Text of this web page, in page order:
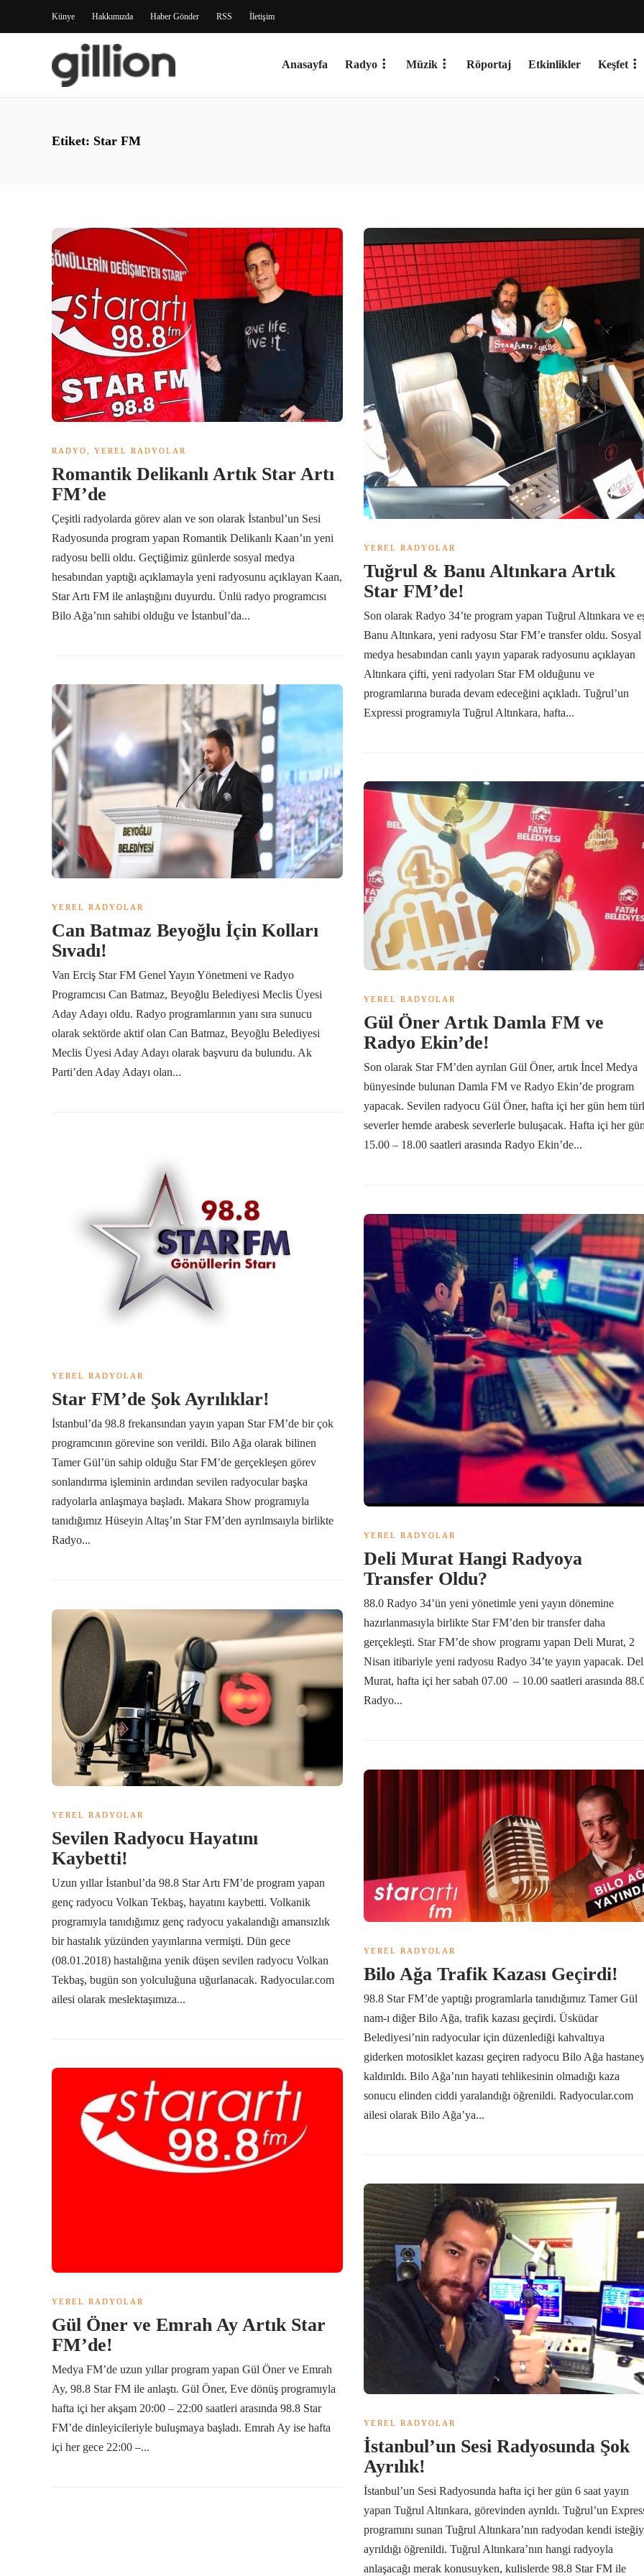
Künye Hakkımızda Haber Gönder RSS İletişim
Anasayfa Radyo Müzik Röportaj Etkinlikler Keşfet
Etiket: Star FM
RADYO YEREL RADYOLAR
Romantik Delikanlı Artık Star Artı
FM’de
Çeşitli radyolarda görev alan ve son olarak İstanbul’un Sesi
Radyosunda program yapan Romantik Delikanlı Kaan’ın yeni
radyosu belli oldu. Geçtiğimiz günlerde sosyal medya
hesabından yaptığı açıklamayla yeni radyosunu açıklayan Kaan,
Star Artı FM ile anlaştığını duyurdu. Ünlü radyo programcısı
Bilo Ağa’nın sahibi olduğu ve İstanbul’da...
YEREL RADYOLAR
Tuğrul & Banu Altınkara Artık
Star FM’de!
Son olarak Radyo 34’te program yapan Tuğrul Altınkara ve
Banu Altınkara, yeni radyosu Star FM’e transfer oldu. Sosyal
medya hesabından canlı yayın yaparak radyosunu açıklayan
Altınkara çifti, yeni radyoları Star FM olduğunu ve
programlarına burada devam edeceğini açıkladı. Tuğrul’un
Expressi programıyla Tuğrul Altınkara, hafta...
YEREL RADYOLAR
Can Batmaz Beyoğlu İçin Kolları
Sıvadı!
Van Erciş Star FM Genel Yayın Yönetmeni ve Radyo
Programcısı Can Batmaz, Beyoğlu Belediyesi Meclis Üyesi
Aday Adayı oldu. Radyo programlarının yanı sıra sunucu
olarak sektörde aktif olan Can Batmaz, Beyoğlu Belediyesi
Meclis Üyesi Aday Adayı olarak başvuru da bulundu. Ak
Parti’den Aday Adayı olan...
YEREL RADYOLAR
Gül Öner Artık Damla FM ve
Radyo Ekin’de!
Son olarak Star FM’den ayrılan Gül Öner, artık İncel Medya
bünyesinde bulunan Damla FM ve Radyo Ekin’de program
yapacak. Sevilen radyocu Gül Öner, hafta içi her gün hem
severler hemde arabesk severlerle buluşacak. Hafta içi her
15.00 – 18.00 saatleri arasında Radyo Ekin’de...
YEREL RADYOLAR
Star FM’de Şok Ayrılıklar!
İstanbul’da 98.8 frekansından yayın yapan Star FM’de bir çok
programcının görevine son verildi. Bilo Ağa olarak bilinen
Tamer Gül’ün sahip olduğu Star FM’de gerçekleşen görev
sonlandırma işleminin ardından sevilen radyocular başka
radyolarla anlaşmaya başladı. Makara Show programıyla
tanıdığımız Hüseyin Altaş’ın Star FM’den ayrılmsaıyla birlikte
Radyo...
YEREL RADYOLAR
Deli Murat Hangi Radyoya
Transfer Oldu?
88.0 Radyo 34’ün yeni yönetimle yeni yayın dönemine
hazırlanmasıyla birlikte Star FM’den bir transfer daha
gerçekleşti. Star FM’de show programı yapan Deli Murat, 2
Nisan itibariyle yeni radyosu Radyo 34’te yayın yapacak.
Murat, hafta içi her sabah 07.00 – 10.00 saatleri arasında
Radyo...
YEREL RADYOLAR
Sevilen Radyocu Hayatını
Kaybetti!
Uzun yıllar İstanbul’da 98.8 Star Artı FM’de program yapan
genç radyocu Volkan Tekbaş, hayatını kaybetti. Volkanik
programıyla tanıdığımız genç radyocu yakalandığı amansızlık
bir hastalık yüzünden yayınlarına vermişti. Dün gece
(08.01.2018) hastalığına yenik düşen sevilen radyocu Volkan
Tekbaş, bugün son yolculuğuna uğurlanacak. Radyocular.com
ailesi olarak meslektaşımıza...
YEREL RADYOLAR
Bilo Ağa Trafik Kazası Geçirdi!
98.8 Star FM’de yaptığı programlarla tanıdığımız Tamer Gül
nam-ı diğer Bilo Ağa, trafik kazası geçirdi. Üsküdar
Belediyesi’nin radyocular için düzenlediği kahvaltıya
giderken motosiklet kazası geçiren radyocu Bilo Ağa
kaldırıldı. Bilo Ağa’nın hayati tehlikesinin olmadığı kaza
sonucu elinden ciddi yaralandığı öğrenildi. Radyocular.com
ailesi olarak Bilo Ağa’ya...
YEREL RADYOLAR
Gül Öner ve Emrah Ay Artık Star
FM’de!
Medya FM’de uzun yıllar program yapan Gül Öner ve Emrah
Ay, 98.8 Star FM ile anlaştı. Gül Öner, Eve dönüş programıyla
hafta içi her akşam 20:00 – 22:00 saatleri arasında 98.8 Star
FM’de dinleyicileriyle buluşmaya başladı. Emrah Ay ise hafta
içi her gece 22:00 –...
YEREL RADYOLAR
İstanbul’un Sesi Radyosunda Şok
Ayrılık!
İstanbul’un Sesi Radyosunda hafta içi her gün 6 saat yayın
yapan Tuğrul Altınkara, görevinden ayrıldı. Tuğrul’un
programını sunan Tuğrul Altınkara’nın radyodan kendi
ayrıldığı öğrenildi. Tuğrul Altınkara’nın hangi radyoyla
anlaşacağı merak konusuyken, kulislerde 98.8 Star FM ile